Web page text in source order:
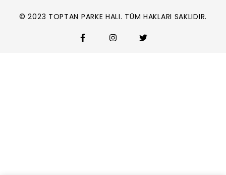
© 2023 TOPTAN PARKE HALI. TÜM HAKLARI SAKLIDIR.